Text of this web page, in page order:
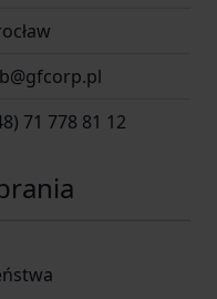
71 778 81 12